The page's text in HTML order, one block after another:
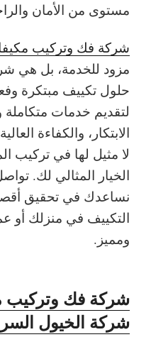
مستوى من الأمان
شركة فك وتركيب
مزود للخدمة، بل هي
حلول تكييف مبتكرة
لتقديم خدمات متكاملة
الابتكار ، والكفاءة
لا مثيل لها في تركيب
الخيار المثالي لك.
نساعدك في تحقيق
التكييف في منزلك أو
ومميز.
شركة فك وتركيب
شركة الخيول